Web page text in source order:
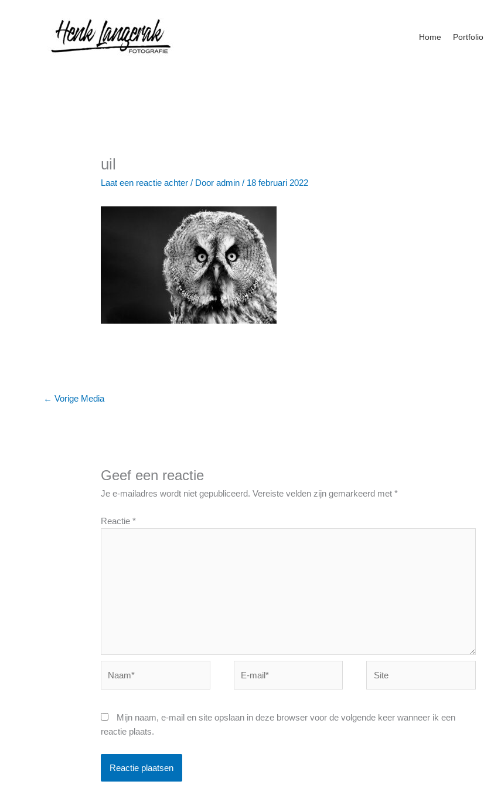
Home Portfolio
uil
Laat een reactie achter / Dooradmin/ 18 februari 2022
← Vorige Media
Geef een reactie
Je e-mailadres wordt niet gepubliceerd. Vereiste velden zijn gemarkeerd met*
Reactie*
mail*
Mijn naam, e-mail en site opslaan in deze browser voor de volgende keer wanneer ik een
reactie plaats.